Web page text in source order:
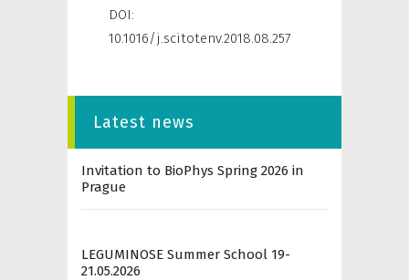
DOI:
10.1016/j.scitotenv.2018.08.257
Latest news
Invitation to BioPhys Spring 2026 in
Prague
LEGUMINOSE Summer School 19-
21.05.2026